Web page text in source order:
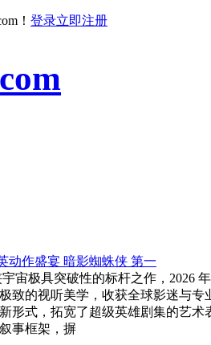
！ 登录立即注册
动作盛宴 暗影蜘蛛侠 第一
宙极具突破性的标杆之作，2026
致的视听美学，收获全球影迷与
形式，拓宽了超级英雄剧集的艺
事框架，摒